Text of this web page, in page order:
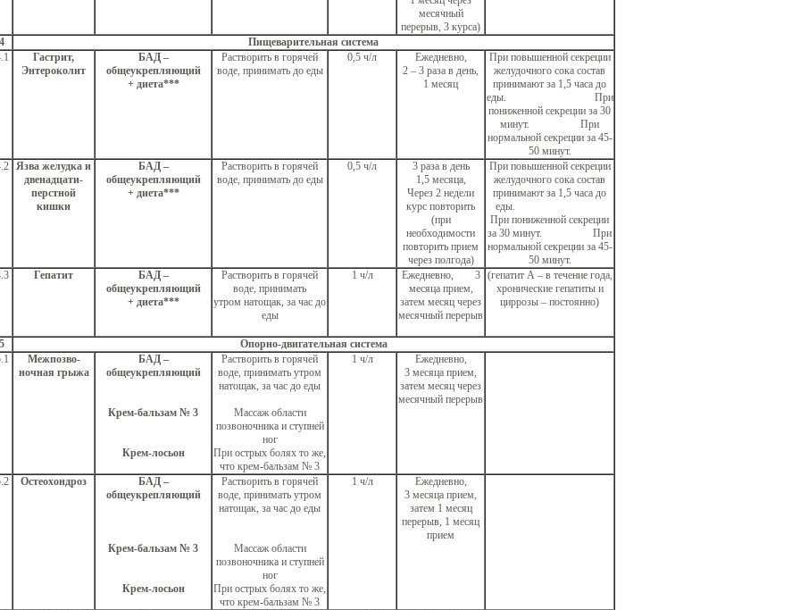
месячный
перерыв, 3 курса)
4
Пищеварительная система
Гастрит,
Энтероколит
БАД –
общеукрепляющий
+ диета***
Растворить в горячей
воде, принимать до еды
0,5 ч/л
Ежедневно,
2 – 3 раза в день,
1 месяц
При повышенной секреции
желудочного сока состав
принимают за 1,5 часа до
еды. При
пониженной секреции за 30
минут. При
нормальной секреции за 45-
50 минут.
Язва желудка и
двенадцати-
перстной
кишки
БАД –
общеукрепляющий
+ диета***
Растворить в горячей
воде, принимать до еды
0,5 ч/л
3 раза в день
1,5 месяца,
Через 2 недели
курс повторить
(при
необходимости
повторить прием
через полгода)
При повышенной секреции
желудочного сока состав
принимают за 1,5 часа до
еды.
При пониженной секреции
за 30 минут. При
нормальной секреции за 45-
50 минут.
Гепатит
БАД –
общеукрепляющий
+ диета***
Растворить в горячей
воде, принимать
утром натощак, за час до
еды
1 ч/л
Ежедневно, 3
месяца прием,
затем месяц через
месячный перерыв
(гепатит А – в течение года,
хронические гепатиты и
циррозы – постоянно)
5
Опорно-двигательная система
Межпозво-
ночная грыжа
БАД –
общеукрепляющий
Крем-бальзам № 3
Крем-лосьон
Растворить в горячей
воде, принимать утром
натощак, за час до еды
Массаж области
позвоночника и ступней
ног
При острых болях то же,
что крем-бальзам № 3
1 ч/л
Ежедневно,
3 месяца прием,
затем месяц через
месячный перерыв
Остеохондроз
БАД –
общеукрепляющий
Крем-бальзам № 3
Крем-лосьон
Растворить в горячей
воде, принимать утром
натощак, за час до еды
Массаж области
позвоночника и ступней
ног
При острых болях то же,
что крем-бальзам № 3
1 ч/л
Ежедневно,
3 месяца прием,
затем 1 месяц
перерыв, 1 месяц
прием